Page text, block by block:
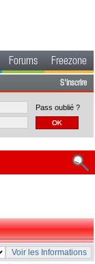
Forums Freezone
S'inscrire
Pass oublié ?